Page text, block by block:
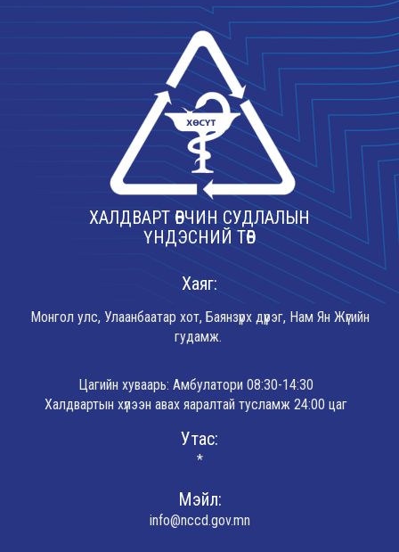
ХАЛДВАРТ ӨВЧИН СУДЛАЛЫН
ҮНДЭСНИЙ ТӨВ
Хаяг:
Монгол улс, Улаанбаатар хот, Баянзүрх дүүрэг, Нам Ян Жүгийн
гудамж.
Цагийн хуваарь: Амбулатори 08:30-14:30
Халдвартын хүлээн авах яаралтай тусламж 24:00 цаг
Утас:
*
Мэйл:
info@nccd.gov.mn